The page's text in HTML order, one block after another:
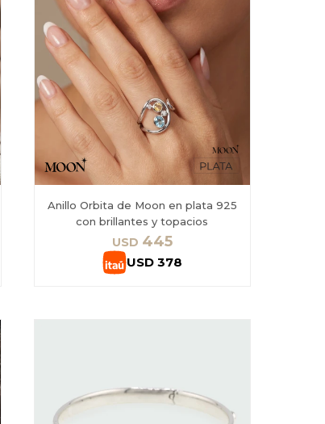
Anillo Orbita de Moon en plata 925
con brillantes y topacios
USD 445
USD 378